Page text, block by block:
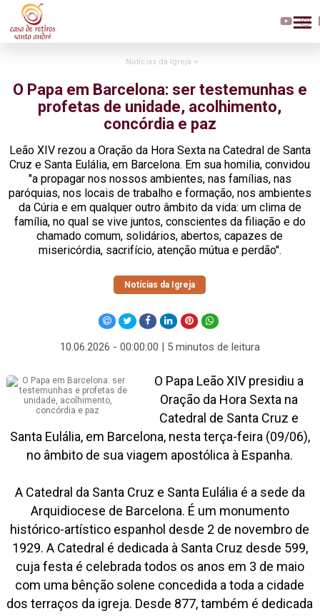
Notícias da Igreja >
O Papa em Barcelona: ser testemunhas e
profetas de unidade, acolhimento,
concórdia e paz
Leão XIV rezou a Oração da Hora Sexta na Catedral de Santa
Cruz e Santa Eulália, em Barcelona. Em sua homilia, convidou
"a propagar nos nossos ambientes, nas famílias, nas
paróquias, nos locais de trabalho e formação, nos ambientes
da Cúria e em qualquer outro âmbito da vida: um clima de
família, no qual se vive juntos, conscientes da filiação e do
chamado comum, solidários, abertos, capazes de
misericórdia, sacrifício, atenção mútua e perdão".
Notícias da Igreja
10.06.2026 - 00:00:00 | 5 minutos de leitura
O Papa Leão XIV presidiu a
Oração da Hora Sexta na
Catedral de Santa Cruz e
Santa Eulália, em Barcelona, nesta terça-feira (09/06),
no âmbito de sua viagem apostólica à Espanha.
A Catedral da Santa Cruz e Santa Eulália é a sede da
Arquidiocese de Barcelona. É um monumento
histórico-artístico espanhol desde 2 de novembro de
1929. A Catedral é dedicada à Santa Cruz desde 599,
cuja festa é celebrada todos os anos em 3 de maio
com uma bênção solene concedida a toda a cidade
dos terraços da igreja. Desde 877, também é dedicada